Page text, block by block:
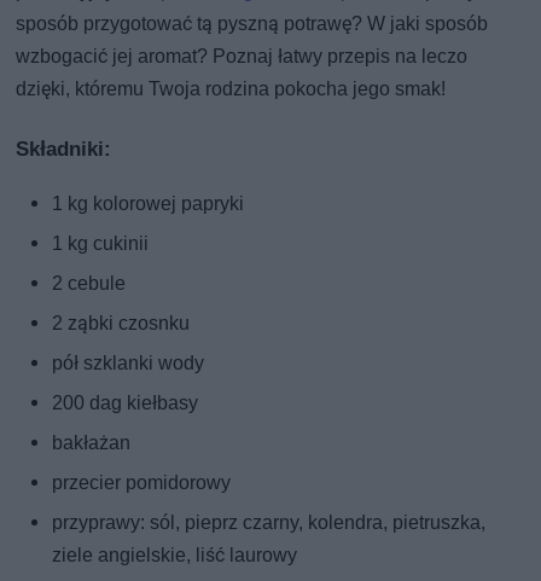
sposób przygotować tą pyszną potrawę? W jaki sposób
wzbogacić jej aromat? Poznaj łatwy przepis na leczo
dzięki, któremu Twoja rodzina pokocha jego smak!
Składniki:
1 kg kolorowej papryki
1 kg cukinii
2 cebule
2 ząbki czosnku
pół szklanki wody
200 dag kiełbasy
bakłażan
przecier pomidorowy
przyprawy: sól, pieprz czarny, kolendra, pietruszka,
ziele angielskie, liść laurowy